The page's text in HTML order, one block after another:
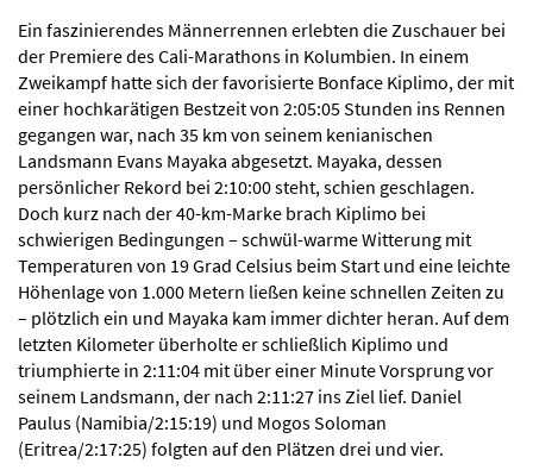
Ein faszinierendes Männerrennen erlebten die Zuschauer bei
der Premiere des Cali-Marathons in Kolumbien. In einem
Zweikampf hatte sich der favorisierte Bonface Kiplimo, der mit
einer hochkarätigen Bestzeit von 2:05:05 Stunden ins Rennen
gegangen war, nach 35 km von seinem kenianischen
Landsmann Evans Mayaka abgesetzt. Mayaka, dessen
persönlicher Rekord bei 2:10:00 steht, schien geschlagen.
Doch kurz nach der 40-km-Marke brach Kiplimo bei
schwierigen Bedingungen – schwül-warme Witterung mit
Temperaturen von 19 Grad Celsius beim Start und eine leichte
Höhenlage von 1.000 Metern ließen keine schnellen Zeiten zu
– plötzlich ein und Mayaka kam immer dichter heran. Auf dem
letzten Kilometer überholte er schließlich Kiplimo und
triumphierte in 2:11:04 mit über einer Minute Vorsprung vor
seinem Landsmann, der nach 2:11:27 ins Ziel lief. Daniel
Paulus (Namibia/2:15:19) und Mogos Soloman
(Eritrea/2:17:25) folgten auf den Plätzen drei und vier.